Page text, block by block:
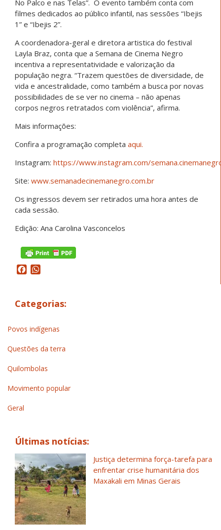
No Palco e nas Telas”. O evento também conta com
filmes dedicados ao público infantil, nas sessões “Ibejis
1” e “Ibejis 2”.
A coordenadora-geral e diretora artistica do festival
Layla Braz, conta que a Semana de Cinema Negro
incentiva a representatividade e valorização da
população negra. “Trazem questões de diversidade, de
vida e ancestralidade, como também a busca por novas
possibilidades de se ver no cinema – não apenas
corpos negros retratados com violência”, afirma.
Mais informações:
Confira a programação completa aqui.
Instagram: https://www.instagram.com/
Site: www.semanadecinemanegro.com.br
Os ingressos devem ser retirados uma hora antes de
cada sessão.
Edição: Ana Carolina Vasconcelos
Facebook
Categorias:
Povos indígenas
Questões da terra
Quilombolas
Movimento popular
Geral
Últimas notícias:
Justiça determina força-tarefa para
enfrentar crise humanitária dos
Maxakali em Minas Gerais